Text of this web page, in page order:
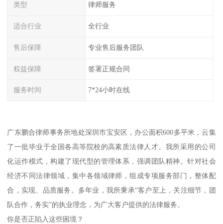
类型 律师服务
适合行业 全行业
售后保障 专业售后服务团队
权益保障 签署正规合同
服务时间 7*24小时在线
广东鹏合律师事务所地处深圳市宝安区，办公面积600多平米，云集
了一批毕业于全国各高等院校的高素质法律人才。我所采用的公司
化运作模式，构建了现代型的管理体系，强调团队精神。针对社会
经济不同法律领域，集中各领域律师，组成专项服务部门，整体配
合，实现、品质服务。多年业，我所秉承“客户至上，关注细节，团
队合作，务实”的执业理念，为广大客户提供的法律服务。
你是否正陷入这些困境？